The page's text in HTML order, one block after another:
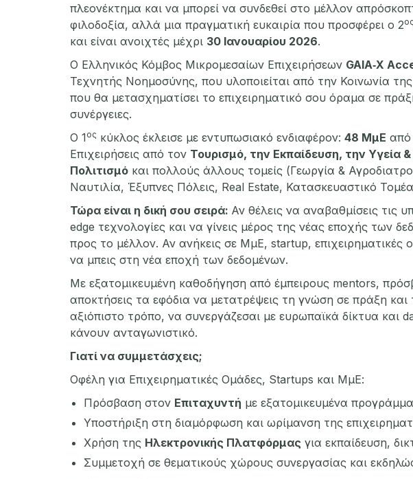
πλεονέκτημα και να μπορεί να συνδεθεί στο μέλλον
φιλοδοξία, αλλά μια πραγματική ευκαιρία που προσφέρει ο 2ος
και είναι ανοιχτές μέχρι 30 Ιανουαρίου 2026.
Ο Ελληνικός Κόμβος Μικρομεσαίων Επιχειρήσεων GAIA‑X
Τεχνητής Νοημοσύνης, που υλοποιείται από την Κοινωνία
που θα μετασχηματίσει το επιχειρηματικό σου όραμα σε
συνέργειες.
Ο 1ος κύκλος έκλεισε με εντυπωσιακό ενδιαφέρον: 48 ΜμΕ από
Επιχειρήσεις από τον Τουρισμό, την Εκπαίδευση, την Υγεία
Πολιτισμό και πολλούς άλλους τομείς (Γεωργία &
Ναυτιλία, Έξυπνες Πόλεις, Real Estate, Κατασκευαστικό
Τώρα είναι η δική σου σειρά: Αν θέλεις να αναβαθμίσεις τις
edge τεχνολογίες και να γίνεις μέρος της νέας εποχής των
προς το μέλλον. Αν ανήκεις σε ΜμΕ, startup, επιχειρηματικές
να μπεις στη νέα εποχή των δεδομένων.
Με εξατομικευμένη καθοδήγηση από έμπειρους mentors,
αποκτήσεις τα εφόδια να μετατρέψεις τη γνώση σε πράξη
αξιόπιστο τρόπο, να συνεργάζεσαι με ευρωπαϊκά δίκτυα
κάνουν ανταγωνιστικό.
Γιατί να συμμετάσχεις;
Οφέλη για Επιχειρηματικές Ομάδες, Startups και ΜμΕ:
Πρόσβαση στον Επιταχυντή με εξατομικευμένα
Υποστήριξη στη διαμόρφωση και ωρίμανση της
Χρήση της Ηλεκτρονικής Πλατφόρμας για εκπαίδευση,
Συμμετοχή σε θεματικούς χώρους συνεργασίας και